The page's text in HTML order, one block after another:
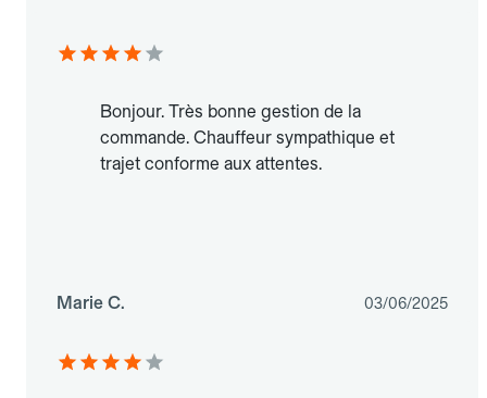
Bonjour. Très bonne gestion de la
commande. Chauffeur sympathique et
trajet conforme aux attentes.
Marie C. 03/06/2025